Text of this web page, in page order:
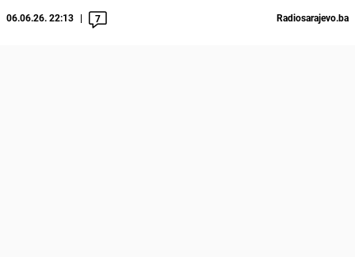
06.06.26. 22:13 7 Radiosarajevo.ba